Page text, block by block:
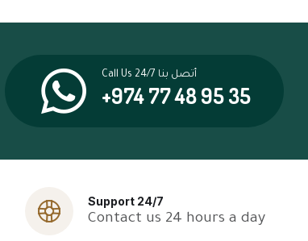
Call Us 24/7 أتصل بنا
+974 77 48 95 35
Support 24/7
Contact us 24 hours a day